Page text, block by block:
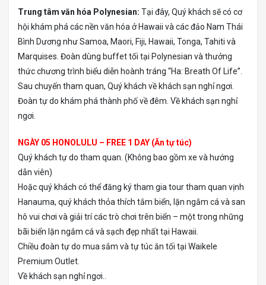
Trung tâm văn hóa Polynesian: Tại đây, Quý khách sẽ có cơ
hội khám phá các nền văn hóa ở Hawaii và các đảo Nam Thái
Bình Dương như Samoa, Maori, Fiji, Hawaii, Tonga, Tahiti và
Marquises. Đoàn dùng buffet tối tại Polynesian và thưởng
thức chương trình biểu diễn hoành tráng “Ha: Breath Of Life”.
Sau chuyến tham quan, Quý khách về khách sạn nghỉ ngơi.
Đoàn tự do khám phá thành phố về đêm. Về khách sạn nghỉ
ngơi.
NGÀY 05 HONOLULU – FREE 1 DAY (Ăn tự túc)
Quý khách tự do tham quan. (Không bao gồm xe và hướng
dẫn viên)
Hoặc quý khách có thể đăng ký tham gia tour tham quan vịnh
Hanauma, quý khách thỏa thích tắm biển, lặn ngắm cá và san
hô vui chơi và giải trí các trò chơi trên biển – một trong những
bãi biển lặn ngắm cá và sạch đẹp nhất tại Hawaii.
Chiều đoàn tự do mua sắm và tự túc ăn tối tại Waikele
Premium Outlet.
Về khách sạn nghỉ ngơi..